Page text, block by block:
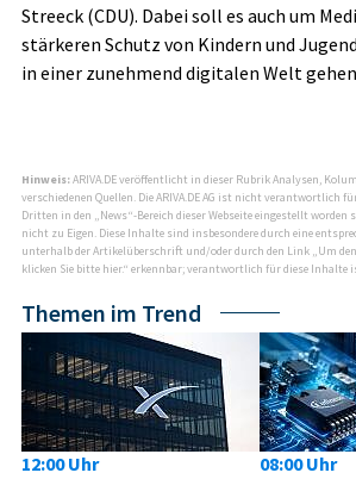
Streeck (CDU). Dabei soll es auch um
stärkeren Schutz von Kindern und
in einer zunehmend digitalen Welt
Hinweis:ARIVA.DE veröffentlicht in dieser Rubrik Analysen,
verschiedenen Quellen. Die ARIVA.DE AG ist nicht verantwortlich
Dritten in den „News“-Bereich dieser Webseite eingestellt worden
nicht zu Eigen. Diese Inhalte sind insbesondere durch eine
unterhalb der Artikelüberschrift und/oder durch den Link „Um
klicken Sie bitte hier.“ erkennbar; verantwortlich für diese Inhalte
Themen im Trend
12:00 Uhr
08:00 Uhr